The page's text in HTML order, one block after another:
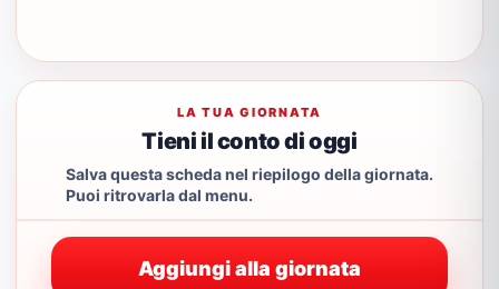
LA TUA GIORNATA
Tieni il conto di oggi
Salva questa scheda nel riepilogo della giornata.
Puoi ritrovarla dal menu.
Aggiungi alla giornata